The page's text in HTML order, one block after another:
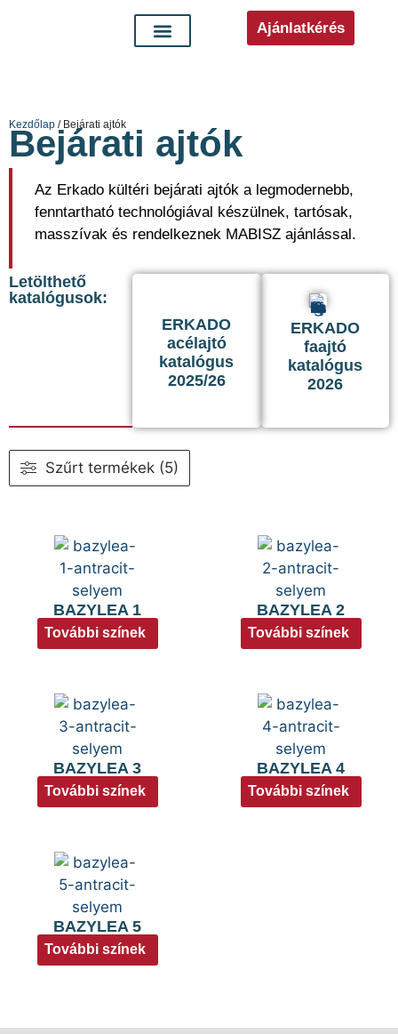
Ajánlatkérés
Kezdőlap / Bejárati ajtók
Bejárati ajtók
Az Erkado kültéri bejárati ajtók a legmodernebb,
fenntartható technológiával készülnek, tartósak,
masszívak és rendelkeznek MABISZ ajánlással.
Letölthető
katalógusok:
ERKADO
acélajtó
katalógus
2025/26
ERKADO
faajtó
katalógus
2026
Szűrt termékek (5)
BAZYLEA 1
További színek
BAZYLEA 2
További színek
BAZYLEA 3
További színek
BAZYLEA 4
További színek
BAZYLEA 5
További színek